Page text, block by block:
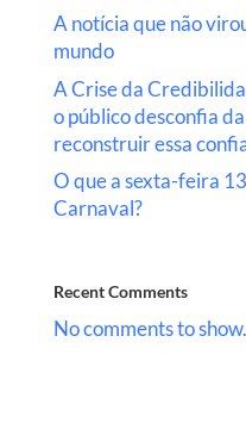
A notícia que não
mundo
A Crise da
o público desconfia
reconstruir essa
O que a sexta-feira
Carnaval?
Recent Comments
No comments to show.